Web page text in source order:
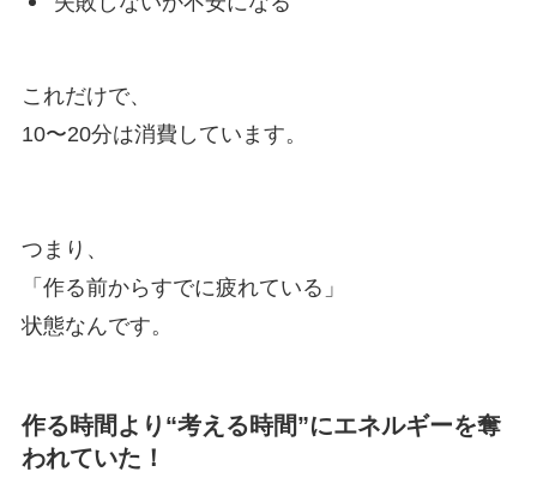
これだけで、
10〜20分は消費しています。
つまり、
「作る前からすでに疲れている」
状態なんです。
作る時間より“考える時間”にエネルギーを奪
われていた！